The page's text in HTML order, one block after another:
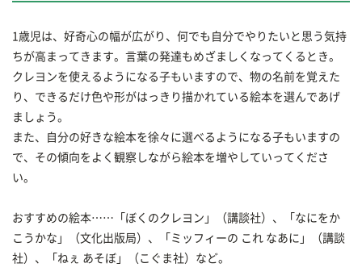
1歳児は、好奇心の幅が広がり、何でも自分でやりたいと思う気持
ちが高まってきます。言葉の発達もめざましくなってくるとき。
クレヨンを使えるようになる子もいますので、物の名前を覚えた
り、できるだけ色や形がはっきり描かれている絵本を選んであげ
ましょう。
また、自分の好きな絵本を徐々に選べるようになる子もいますの
で、その傾向をよく観察しながら絵本を増やしていってくださ
い。
おすすめの絵本……「ぼくのクレヨン」（講談社）、「なにをか
こうかな」（文化出版局）、「ミッフィーの これ なあに」（講談
社）、「ねぇ あそぼ」（こぐま社）など。